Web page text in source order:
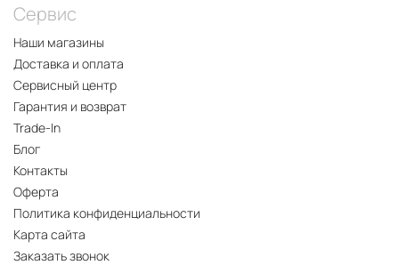
Сервис
Наши магазины
Доставка и оплата
Сервисный центр
Гарантия и возврат
Trade-In
Блог
Контакты
Оферта
Политика конфиденциальности
Карта сайта
Заказать звонок